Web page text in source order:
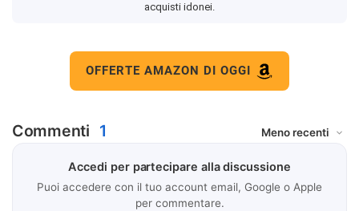
acquisti idonei.
OFFERTE AMAZON DI OGGI
Commenti 1
Accedi per partecipare alla discussione
Puoi accedere con il tuo account email, Google o Apple
per commentare.